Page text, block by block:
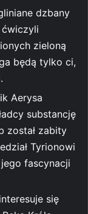
dzbany
ćwiczyli
zieloną
będą tylko ci,
Aerysa
substancję
został zabity
Tyrionowi
fascynacji
się